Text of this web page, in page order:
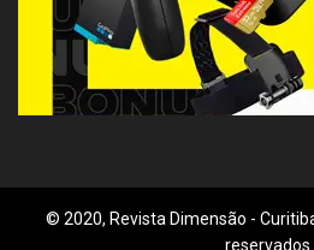
© 2020, Revista Dimensão -
reservados.